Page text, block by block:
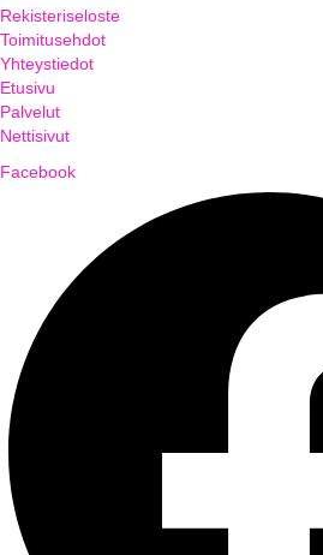
Rekisteriseloste
Toimitusehdot
Yhteystiedot
Etusivu
Palvelut
Nettisivut
Facebook